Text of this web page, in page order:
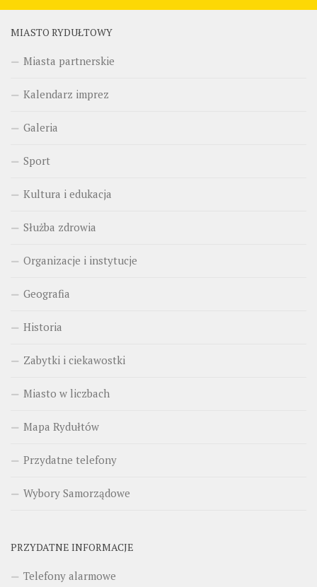
MIASTO RYDUŁTOWY
Miasta partnerskie
Kalendarz imprez
Galeria
Sport
Kultura i edukacja
Służba zdrowia
Organizacje i instytucje
Geografia
Historia
Zabytki i ciekawostki
Miasto w liczbach
Mapa Rydułtów
Przydatne telefony
Wybory Samorządowe
PRZYDATNE INFORMACJE
Telefony alarmowe